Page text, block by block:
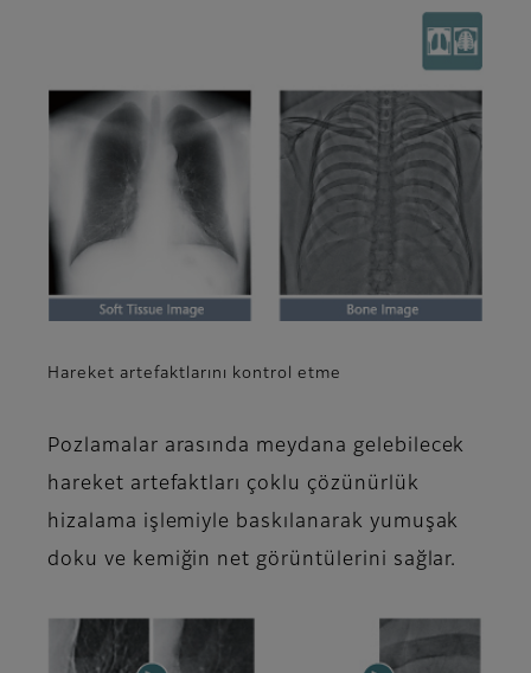
Hareket artefaktlarını kontrol etme
Pozlamalar arasında meydana gelebilecek
hareket artefaktları çoklu çözünürlük
hizalama işlemiyle baskılanarak yumuşak
doku ve kemiğin net görüntülerini sağlar.